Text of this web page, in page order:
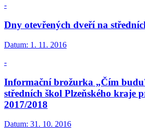
-
Dny otevřených dveří na
Datum: 1. 11. 2016
-
Informační brožurka „Čím
středních škol Plzeňského kraje
2017/2018
Datum: 31. 10. 2016